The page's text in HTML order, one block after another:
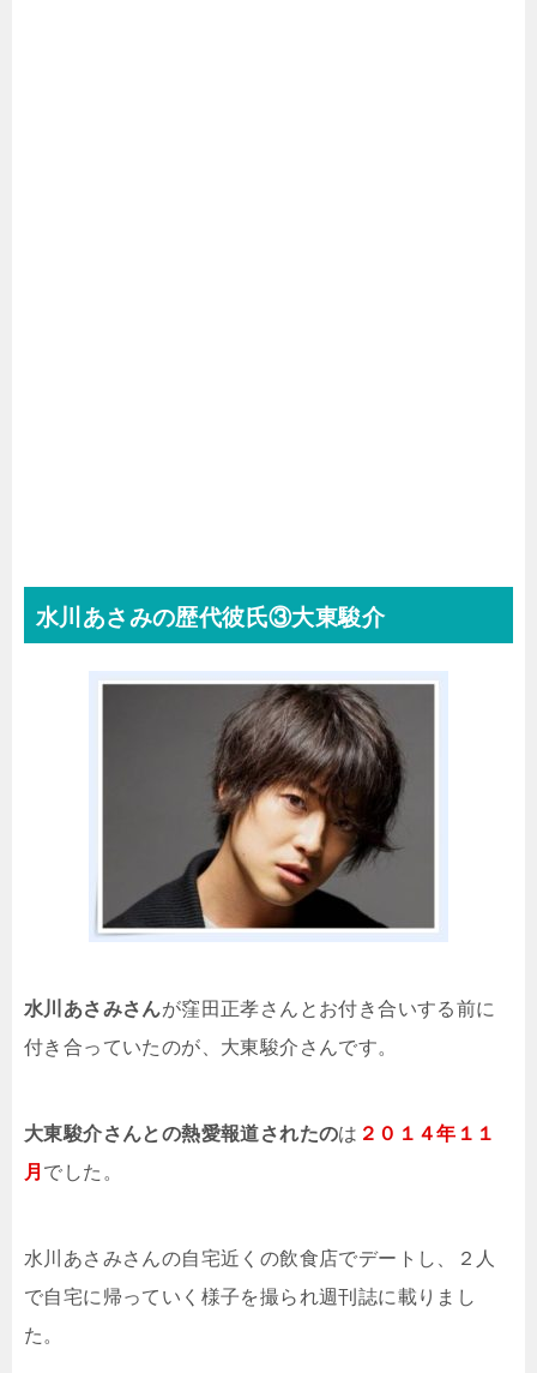
水川あさみの歴代彼氏③大東駿介
水川あさみさんが窪田正孝さんとお付き合いする前に
付き合っていたのが、大東駿介さんです。
大東駿介さんとの熱愛報道されたのは ２０１４年１１
月 でした。
水川あさみさんの自宅近くの飲食店でデートし、２人
で自宅に帰っていく様子を撮られ週刊誌に載りまし
た。